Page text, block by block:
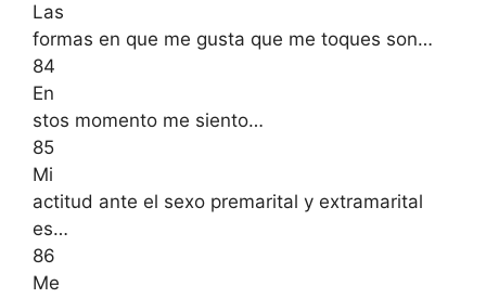
Las
formas en que me gusta que me toques son…
84
En
stos momento me siento…
85
Mi
actitud ante el sexo premarital y extramarital
es…
86
Me